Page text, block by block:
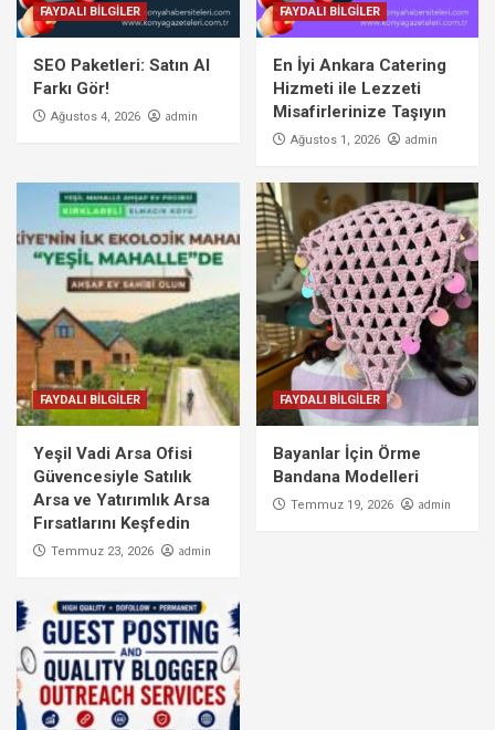
FAYDALI BİLGİLER
SEO Paketleri: Satın Al
Farkı Gör!
Ağustos 4, 2026 admin
FAYDALI BİLGİLER
En İyi Ankara Catering
Hizmeti ile Lezzeti
Misafirlerinize Taşıyın
Ağustos 1, 2026 admin
FAYDALI BİLGİLER
Yeşil Vadi Arsa Ofisi
Güvencesiyle Satılık
Arsa ve Yatırımlık Arsa
Fırsatlarını Keşfedin
Temmuz 23, 2026 admin
FAYDALI BİLGİLER
Bayanlar İçin Örme
Bandana Modelleri
Temmuz 19, 2026 admin